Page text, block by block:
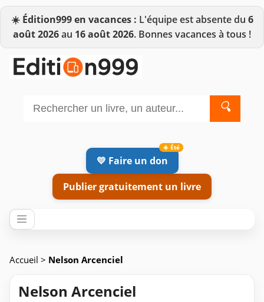
☀️ Édition999 en vacances : L'équipe est absente du 6
août 2026au 16 août 2026. Bonnes vacances à tous !
🔍
💛 Faire un don
Publier gratuitement un livre
Accueil > Nelson Arcenciel
Nelson Arcenciel